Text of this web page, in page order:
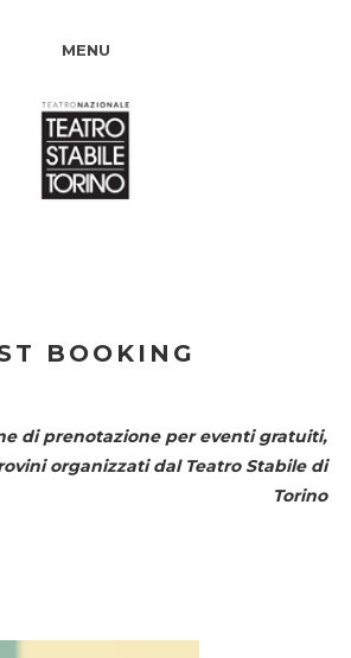
MENU
BOOKING
di prenotazione per eventi gratuiti,
organizzati dal Teatro Stabile di
Torino